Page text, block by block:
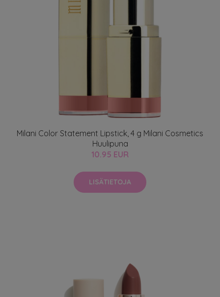
Milani Color Statement Lipstick, 4 g Milani Cosmetics
Huulipuna
10.95 EUR
LISÄTIETOJA